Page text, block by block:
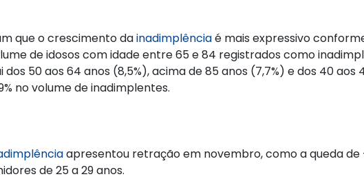
que o crescimento dainadimplênciaé mais expressivo
de idosos com idade entre 65 e 84 registrados como
50 aos 64 anos (8,5%), acima de 85 anos (7,7%) e dos 40 aos
no volume de inadimplentes.
apresentou retração em novembro, como a queda de
de 25 a 29 anos.